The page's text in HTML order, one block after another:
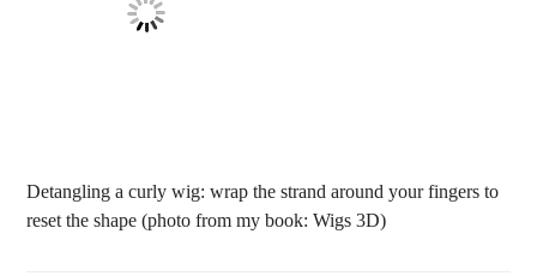
Detangling a curly wig: wrap the strand around your fingers to
reset the shape (photo from my book: Wigs 3D)